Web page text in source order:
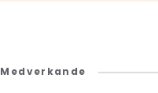
Medverkande